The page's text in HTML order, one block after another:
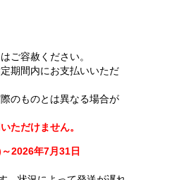
ご容赦ください。
期間内にお支払いいただ
のものとは異なる場合が
ただけません。
2026年7月31日